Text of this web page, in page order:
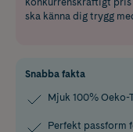
ska känna dig trygg
Snabba fakta
Mjuk 100% Oeko-
Perfekt passform